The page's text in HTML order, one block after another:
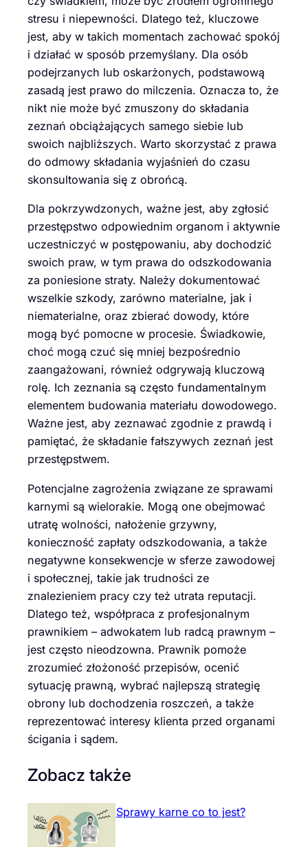
stresu i niepewności. Dlatego też, kluczowe
jest, aby w takich momentach zachować spokój
i działać w sposób przemyślany. Dla osób
podejrzanych lub oskarżonych, podstawową
zasadą jest prawo do milczenia. Oznacza to, że
nikt nie może być zmuszony do składania
zeznań obciążających samego siebie lub
swoich najbliższych. Warto skorzystać z prawa
do odmowy składania wyjaśnień do czasu
skonsultowania się z obrońcą.
Dla pokrzywdzonych, ważne jest, aby zgłosić
przestępstwo odpowiednim organom i aktywnie
uczestniczyć w postępowaniu, aby dochodzić
swoich praw, w tym prawa do odszkodowania
za poniesione straty. Należy dokumentować
wszelkie szkody, zarówno materialne, jak i
niematerialne, oraz zbierać dowody, które
mogą być pomocne w procesie. Świadkowie,
choć mogą czuć się mniej bezpośrednio
zaangażowani, również odgrywają kluczową
rolę. Ich zeznania są często fundamentalnym
elementem budowania materiału dowodowego.
Ważne jest, aby zeznawać zgodnie z prawdą i
pamiętać, że składanie fałszywych zeznań jest
przestępstwem.
Potencjalne zagrożenia związane ze sprawami
karnymi są wielorakie. Mogą one obejmować
utratę wolności, nałożenie grzywny,
konieczność zapłaty odszkodowania, a także
negatywne konsekwencje w sferze zawodowej
i społecznej, takie jak trudności ze
znalezieniem pracy czy też utrata reputacji.
Dlatego też, współpraca z profesjonalnym
prawnikiem – adwokatem lub radcą prawnym –
jest często nieodzowna. Prawnik pomoże
zrozumieć złożoność przepisów, ocenić
sytuację prawną, wybrać najlepszą strategię
obrony lub dochodzenia roszczeń, a także
reprezentować interesy klienta przed organami
ścigania i sądem.
Zobacz także
Sprawy karne co to jest?